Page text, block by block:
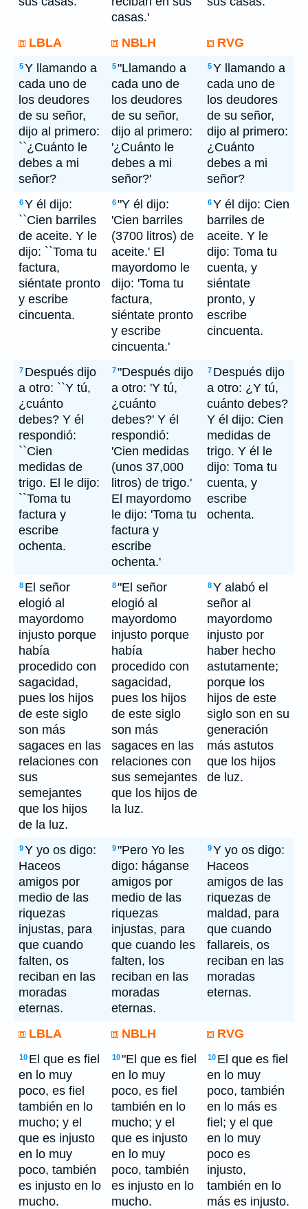
casas.'
LBLA NBLH RVG
5Y llamando a
cada uno de
los deudores
de su señor,
dijo al primero:
``¿Cuánto le
debes a mi
señor?
5"Llamando a
cada uno de
los deudores
de su señor,
dijo al primero:
'¿Cuánto le
debes a mi
señor?'
5Y llamando a
cada uno de
los deudores
de su señor,
dijo al primero:
¿Cuánto
debes a mi
señor?
6Y él dijo:
``Cien barriles
de aceite. Y le
dijo: ``Toma tu
factura,
siéntate pronto
y escribe
cincuenta.
6"Y él dijo:
'Cien barriles
(3700 litros) de
aceite.' El
mayordomo le
dijo: 'Toma tu
factura,
siéntate pronto
y escribe
cincuenta.'
6Y él dijo: Cien
barriles de
aceite. Y le
dijo: Toma tu
cuenta, y
siéntate
pronto, y
escribe
cincuenta.
7 Después dijo
a otro: ``Y tú,
¿cuánto
debes? Y él
respondió:
``Cien
medidas de
trigo. El le dijo:
``Toma tu
factura y
escribe
ochenta.
7"Después dijo
a otro: 'Y tú,
¿cuánto
debes?' Y él
respondió:
'Cien medidas
(unos 37,000
litros) de trigo.'
El mayordomo
le dijo: 'Toma tu
factura y
escribe
ochenta.'
7 Después dijo
a otro: ¿Y tú,
cuánto debes?
Y él dijo: Cien
medidas de
trigo. Y él le
dijo: Toma tu
cuenta, y
escribe
ochenta.
8 El señor
elogió al
mayordomo
injusto porque
había
procedido con
sagacidad,
pues los hijos
de este siglo
son más
sagaces en las
relaciones con
sus
semejantes
que los hijos
de la luz.
8"El señor
elogió al
mayordomo
injusto porque
había
procedido con
sagacidad,
pues los hijos
de este siglo
son más
sagaces en las
relaciones con
sus semejantes
que los hijos de
la luz.
8Y alabó el
señor al
mayordomo
injusto por
haber hecho
astutamente;
porque los
hijos de este
siglo son en su
generación
más astutos
que los hijos
de luz.
9Y yo os digo:
Haceos
amigos por
medio de las
riquezas
injustas, para
que cuando
falten, os
reciban en las
moradas
eternas.
9"Pero Yo les
digo: háganse
amigos por
medio de las
riquezas
injustas, para
que cuando les
falten, los
reciban en las
moradas
eternas.
9Y yo os digo:
Haceos
amigos de las
riquezas de
maldad, para
que cuando
fallareis, os
reciban en las
moradas
eternas.
LBLA NBLH RVG
10 El que es fiel
en lo muy
poco, es fiel
también en lo
mucho; y el
que es injusto
en lo muy
poco, también
es injusto en lo
mucho.
10"El que es fiel
en lo muy
poco, es fiel
también en lo
mucho; y el
que es injusto
en lo muy
poco, también
es injusto en lo
mucho.
10 El que es fiel
en lo muy
poco, también
en lo más es
fiel; y el que
en lo muy
poco es
injusto,
también en lo
más es injusto.